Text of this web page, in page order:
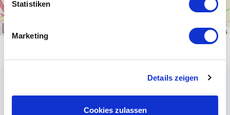
Statistiken
Marketing
Details zeigen
Cookies zulassen
OpenStreetMapcontributors